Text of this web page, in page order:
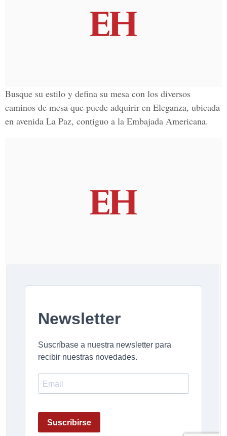
Busque su estilo y defina su mesa con los diversos
caminos de mesa que puede adquirir en Eleganza, ubicada
en avenida La Paz, contiguo a la Embajada Americana.